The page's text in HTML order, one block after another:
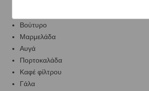
Βούτυρο
Μαρμελάδα
Αυγά
Πορτοκαλάδα
Καφέ φίλτρου
Γάλα